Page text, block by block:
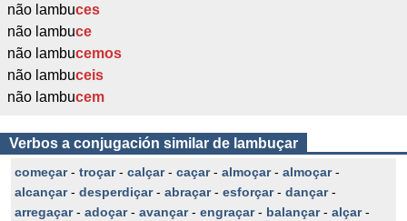
não lambuces
não lambuce
não lambucemos
não lambuceis
não lambucem
Verbos a conjugación similar de lambuçar
começar- troçar- calçar- caçar- almoçar- almoçar-
alcançar- desperdiçar- abraçar- esforçar- dançar-
arregaçar- adoçar- avançar- engraçar- balançar- alçar-